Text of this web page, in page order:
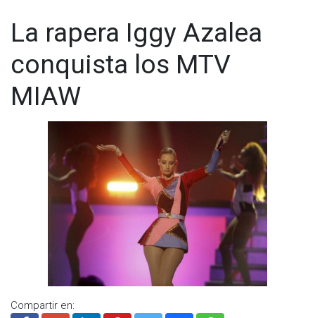
La rapera Iggy Azalea
conquista los MTV
MIAW
Compartir en: